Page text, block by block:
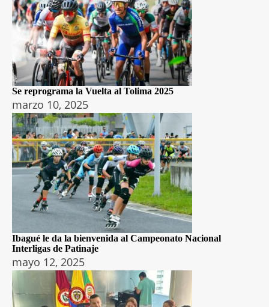
Se reprograma la Vuelta al Tolima 2025
marzo 10, 2025
Ibagué le da la bienvenida al Campeonato Nacional
Interligas de Patinaje
mayo 12, 2025